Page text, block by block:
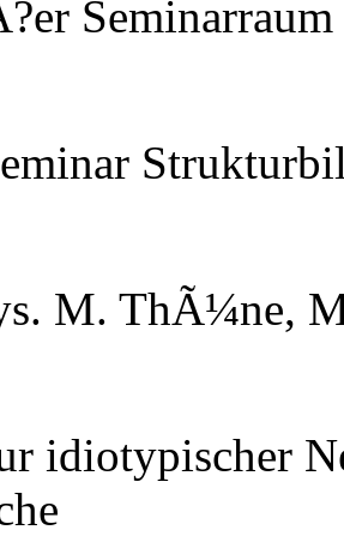
Seminarraum
M. ThÃ¼ne,
idiotypischer